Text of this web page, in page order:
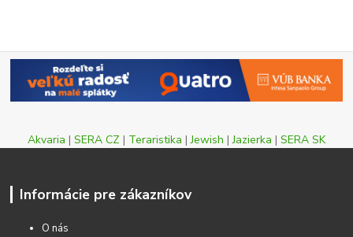
Akvaria | SERA CZ | Teraristika |Jewish |Jazierka | SERA SK
Informácie pre zákazníkov
O nás